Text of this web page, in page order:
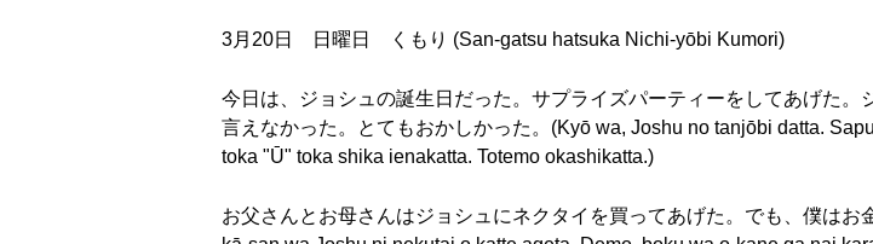
3月20日 日曜日 くもり (San-gatsu hatsuka Nichi-yōbi Kumori)
今日は、ジョシュの誕生日だった。サプライズパーティーをしてあげた
言えなかった。とてもおかしかった。(Kyō wa, Joshu no tanjōbi datta.
toka "Ū" toka shika ienakatta. Totemo okashikatta.)
お父さんとお母さんはジョシュにネクタイを買ってあげた。でも、僕は